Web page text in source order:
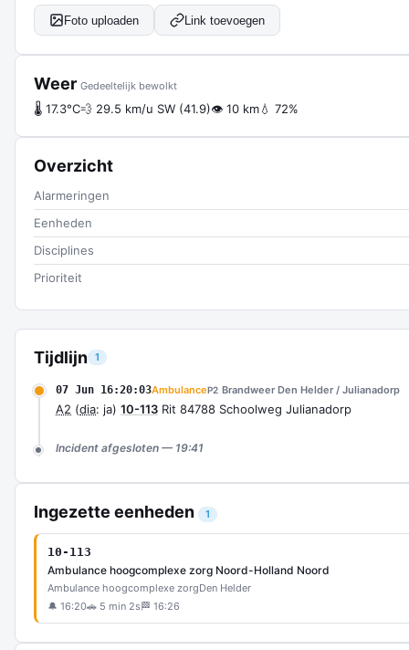
Tijdlijn 1
07 Jun 16:20:03AmbulanceP2 Brandweer Den Helder / Julianadorp
A2 (dia: ja) 10-113 Rit 84788 Schoolweg Julianadorp
Incident afgesloten — 19:41
Ingezette eenheden 1
10-113
Ambulance hoogcomplexe zorg Noord-Holland Noord
Ambulance hoogcomplexe zorgDen Helder
🔔 16:20🚗 5 min 2s 🏁 16:26
Foto uploaden Link toevoegen
Weer Gedeeltelijk bewolkt
🌡 17.3°C💨 29.5 km/u SW (41.9)👁 10 km💧 72%
Overzicht
Alarmeringen
Eenheden
Disciplines
Prioriteit